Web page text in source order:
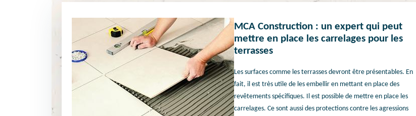
MCA Construction : un expert qui peut
mettre en place les carrelages pour les
terrasses
Les surfaces comme les terrasses devront être présentables. En
fait, il est très utile de les embellir en mettant en place des
revêtements spécifiques. Il est possible de mettre en place les
carrelages. Ce sont aussi des protections contre les agressions